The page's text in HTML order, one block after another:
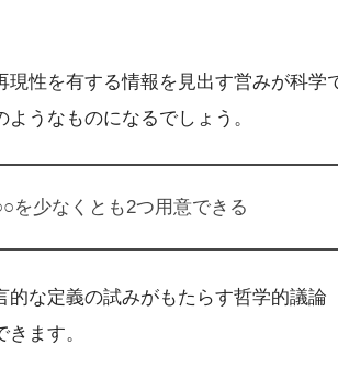
性を有する情報を見出す営みが科学
うなものになるでしょう。
を少なくとも2つ用意できる
な定義の試みがもたらす哲学的議論
ます。